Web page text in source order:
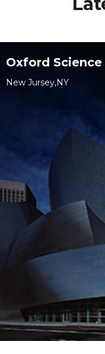
Oxford
New Jursey,NY